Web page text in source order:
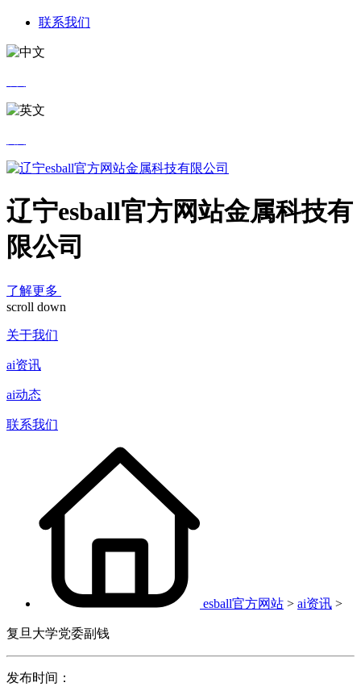
联系我们
辽宁esball官方网站金属科技有
限公司
了解更多
scroll down
关于我们
ai资讯
ai动态
联系我们
esball官方网站 > ai资讯 >
复旦大学党委副钱
发布时间：